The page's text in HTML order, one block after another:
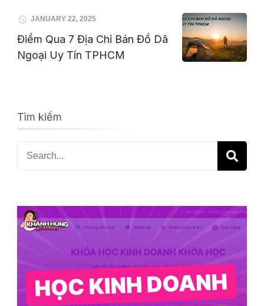
JANUARY 22, 2025
Điểm Qua 7 Địa Chỉ Bán Đồ Dã
Ngoại Uy Tín TPHCM
Tìm kiếm
Search
for: